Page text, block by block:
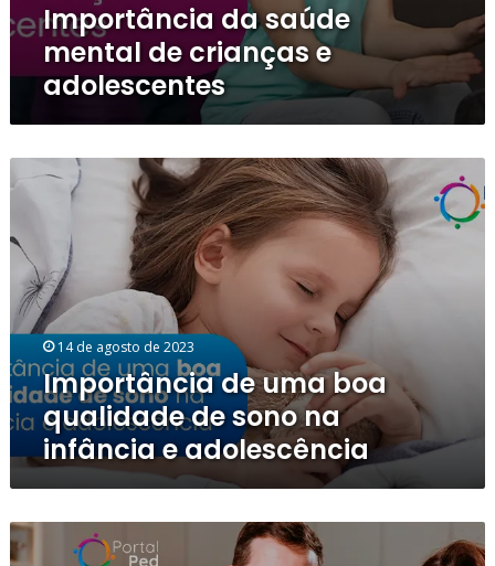
Importância da saúde
mental de crianças e
adolescentes
Importância
de
boa
qualidade
de
sono
na
infância
e
adolescência
14 de agosto de 2023
Importância de uma boa
qualidade de sono na
infância e adolescência
Cuidados
com